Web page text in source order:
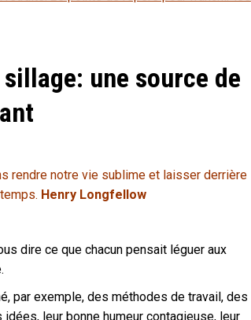
une source de
rendre notre vie sublime et laisser derrière
Henry Longfellow
dire ce que chacun pensait léguer aux
par exemple, des méthodes de travail, des
leur bonne humeur contagieuse, leur